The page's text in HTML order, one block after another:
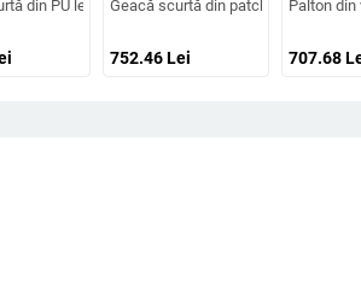
croială normală
tricotate, blană artificială ecologică, fibră de
din PU leather cu blană sintetică de miel, stil
Geacă scurtă din patchwork pentru
752.46Lei
Palton
707.68